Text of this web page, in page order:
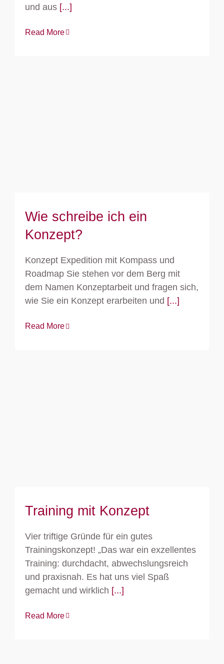
und aus[...]
Read More
Wie schreibe ich ein
Konzept?
Konzept Expedition mit Kompass und
Roadmap Sie stehen vor dem Berg mit
dem Namen Konzeptarbeit und fragen sich,
wie Sie ein Konzept erarbeiten und [...]
Read More
Training mit Konzept
Vier triftige Gründe für ein gutes
Trainingskonzept! „Das war ein exzellentes
Training: durchdacht, abwechslungsreich
und praxisnah. Es hat uns viel Spaß
gemacht und wirklich [...]
Read More